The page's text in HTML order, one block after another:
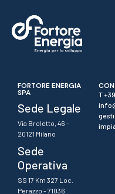
FORTORE ENERGIA
SPA
Sede Legale
Via Broletto, 46 -
20121 Milano
Sede
Operativa
SS 17 Km 327 Loc.
Perazzo - 71036
T